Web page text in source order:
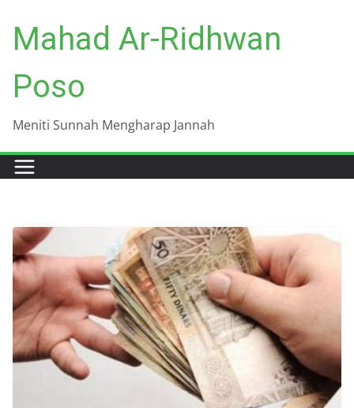
content
Mahad Ar-Ridhwan
Poso
Meniti Sunnah Mengharap Jannah